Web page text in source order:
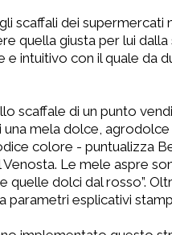
scaffali dei
quella giusta per lui
intuitivo con il quale da
scaffale di un punto
mela dolce,
colore - puntualizza
Le mele aspre
quelle dolci dal rosso”.
parametri esplicativi